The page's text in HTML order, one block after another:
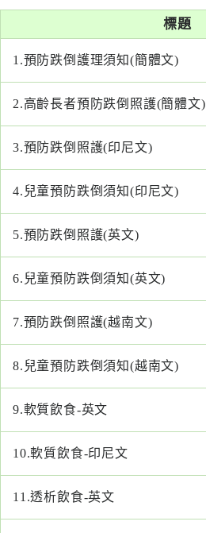
認
識
阮
合
療
務
就
醫
指
藥
區
服
標題
1.預防跌倒護理須知(簡體文)
2.高齡長者預防跌倒照護(簡體文)
3.預防跌倒照護(印尼文)
4. 兒童預防跌倒須知(印尼文)
5.預防跌倒照護(英文)
6. 兒童預防跌倒須知(英文)
7.預防跌倒照護(越南文)
8. 兒童預防跌倒須知(越南文)
9.軟質飲食-英文
10.軟質飲食-印尼文
11.透析飲食-英文